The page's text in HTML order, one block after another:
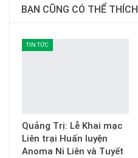
BẠN CŨNG CÓ THỂ THÍCH
TIN TỨC
Quảng Trị: Lễ Khai mạc
Liên trại Huấn luyện
Anoma Ni Liên và Tuyết